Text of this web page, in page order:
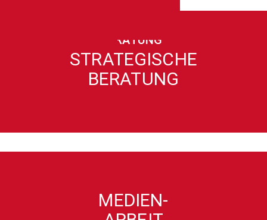
STRATEGISCHE BERATUNG
STRATEGISCHEBERATUNG
STRATEGISCHE
BERATUNG
MEDIEN-